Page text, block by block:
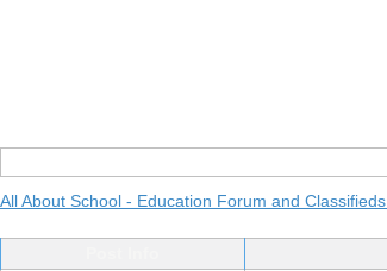
All About School - Education Forum and Classifieds